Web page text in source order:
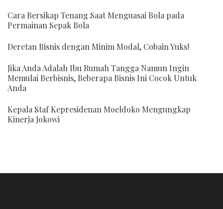
Cara Bersikap Tenang Saat Menguasai Bola pada
Permainan Sepak Bola
Deretan Bisnis dengan Minim Modal, Cobain Yuks!
Jika Anda Adalah Ibu Rumah Tangga Namun Ingin
Memulai Berbisnis, Beberapa Bisnis Ini Cocok Untuk
Anda
Kepala Staf Kepresidenan Moeldoko Mengungkap
Kinerja Jokowi